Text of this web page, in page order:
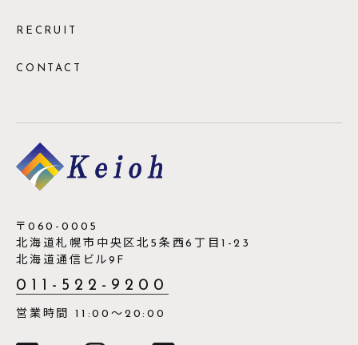
RECRUIT
CONTACT
〒060-0005
北海道札幌市中央区北5条西6丁目1-23
北海道通信ビル9F
011-522-9200
営業時間 11:00～20:00